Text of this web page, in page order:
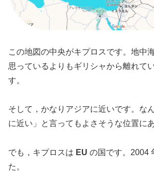
この地図の中央がキプロスです。地中
思っているよりもギリシャから離れて
す。
そして，かなりアジアに近いです。な
に近い」と言ってもよさそうな位置に
でも，キプロスは EU の国です。2004
た。